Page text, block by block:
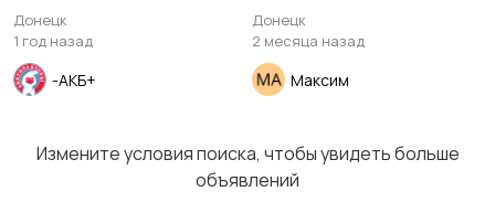
Донецк
1 год назад
-АКБ+
Донецк
2 месяца назад
Максим
Измените условия поиска, чтобы увидеть больше
объявлений